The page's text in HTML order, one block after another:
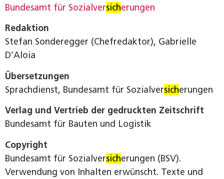
Bundesamt für Sozialversicherungen
Redaktion
Stefan Sonderegger (Chefredaktor), Gabrielle
D’Aloia
Übersetzungen
Sprachdienst, Bundesamt für Sozialversicherungen
Verlag und Vertrieb der gedruckten Zeitschrift
Bundesamt für Bauten und Logistik
Copyright
Bundesamt für Sozialversicherungen (BSV).
Verwendung von Inhalten erwünscht. Texte und